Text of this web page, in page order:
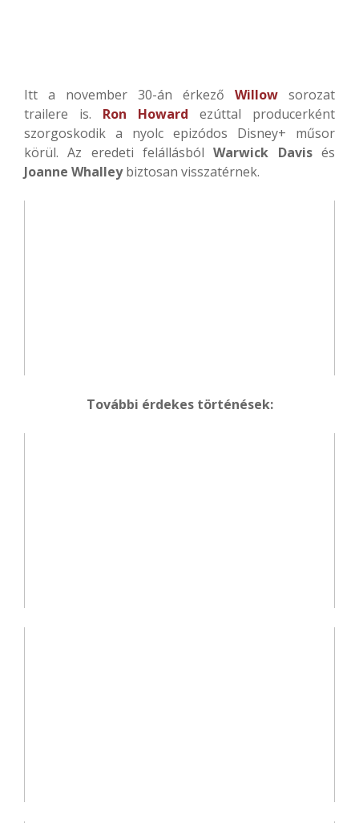
Itt a november 30-án érkező Willow sorozat
trailere is. Ron Howard ezúttal producerként
szorgoskodik a nyolc epizódos Disney+ műsor
körül. Az eredeti felállásbólWarwick Davisés
Joanne Whalleybiztosan visszatérnek.
További érdekes történések: